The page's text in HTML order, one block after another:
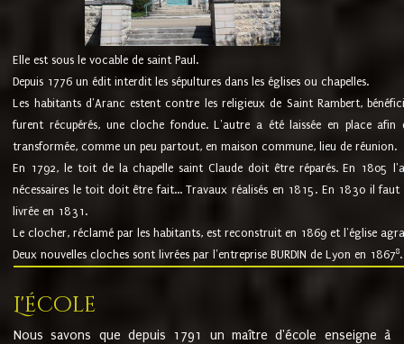
Elle est sous le vocable de saint Paul.
Depuis 1776 un édit interdit les sépultures dans les églises ou chapelles.
Les habitants d'Aranc estent contre les religieux de Saint Rambert,
furent récupérés, une cloche fondue. L'autre a été laissée en place
transformée, comme un peu partout, en maison commune, lieu de réunion.
En 1792, le toit de la chapelle saint Claude doit être réparés. En 1805
nécessaires le toit doit être fait... Travaux réalisés en 1815. En 1830 il
livrée en 1831.
Le clocher, réclamé par les habitants, est reconstruit en 1869 et l'église
Deux nouvelles cloches sont livrées par l'entreprise BURDIN de Lyon en 18678.
L'école
Nous savons que depuis 1791 un maître d'école enseigne à